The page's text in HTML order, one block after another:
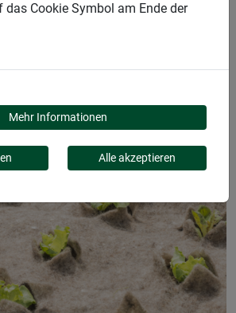
das Cookie Symbol am Ende der
Mehr Informationen
Alle akzeptieren